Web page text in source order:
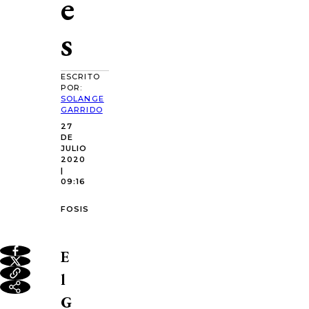
s
ESCRITO
POR:
SOLANGE
GARRIDO
27
DE
JULIO
2020
|
09:16
FOSIS
E
l
G